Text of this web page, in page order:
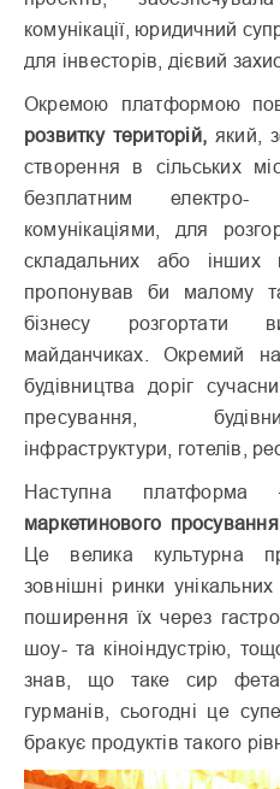
комунікації, юридичний
для інвесторів, дієвий
Окремою платформою
розвитку територій, який,
створення в сільських
безплатним електро-
комунікаціями, для
складальних або інших
пропонував би малому
бізнесу розгортати
майданчиках. Окремий
будівництва доріг
пресування,
інфраструктури, готелів,
Наступна
маркетинового
Це велика культурна
зовнішні ринки
поширення їх через
шоу- та кіноіндустрію,
знав, що таке сир
гурманів, сьогодні це
бракує продуктів такого